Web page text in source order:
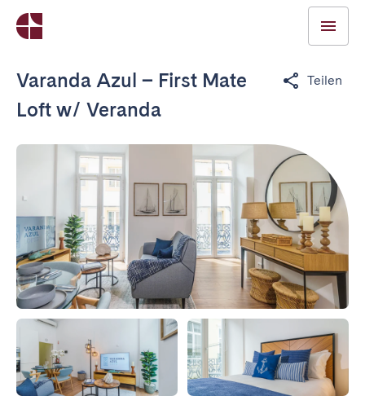
Varanda Azul – First Mate
Loft w/ Veranda
Teilen